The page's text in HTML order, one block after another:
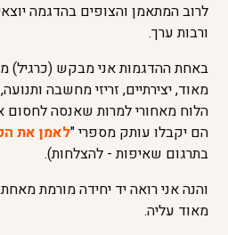
לרוב המתאמן והצופים בהדגמה
ורבות ערך.
באחת ההדגמות אני מבקש (כרגיל)
מאוד, יצירתיים, זריזי מחשבה
הלוח מאחורי למרות שאנסה לחסום
הם יקבלו עותק מספרי "לאמן את
בתרגום שאיפות - להצלחות).
והנה אני רואה יד יחידה מורמת
מאוד עליה.